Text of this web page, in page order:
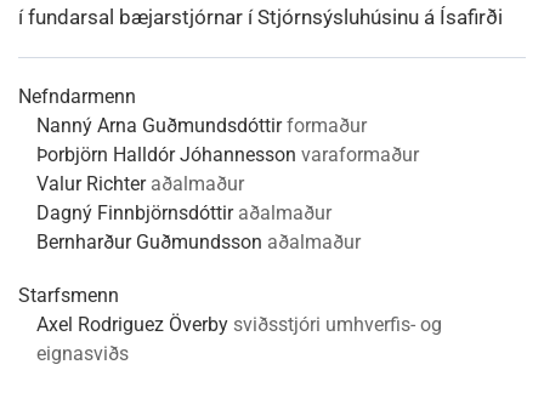
í fundarsal bæjarstjórnar í Stjórnsýsluhúsinu á Ísafirði
Nefndarmenn
Nanný Arna Guðmundsdóttir formaður
Þorbjörn Halldór Jóhannesson varaformaður
Valur Richter aðalmaður
Dagný Finnbjörnsdóttir aðalmaður
Bernharður Guðmundsson aðalmaður
Starfsmenn
Axel Rodriguez Överby sviðsstjóri umhverfis- og
eignasviðs